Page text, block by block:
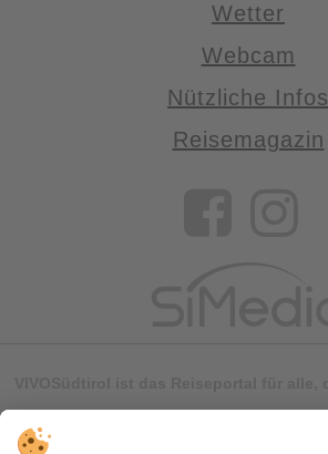
Wetter
Webcam
Nützliche Infos
Reisemagazin